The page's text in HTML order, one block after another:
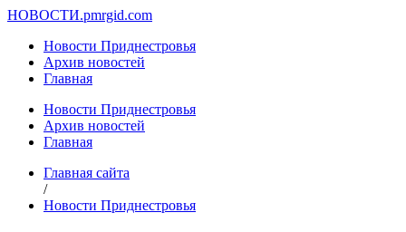
НОВОСТИ.pmrgid.com
Новости Приднестровья
Архив новостей
Главная
Новости Приднестровья
Архив новостей
Главная
Главная сайта
/
Новости Приднестровья